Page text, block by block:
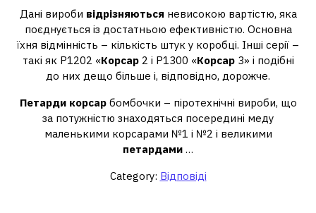
Дані вироби відрізняються невисокою вартістю, яка
поєднується із достатньою ефективністю. Основна
їхня відмінність – кількість штук у коробці. Інші серії –
такі як Р1202 «Корсар2 і Р1300 «Корсар3» і подібні
до них дещо більше і, відповідно, дорожче.
Петарди корсарбомбочки – піротехнічні вироби, що
за потужністю знаходяться посередині меду
маленькими корсарами №1 і №2 і великими
петардами …
Category: Відповіді